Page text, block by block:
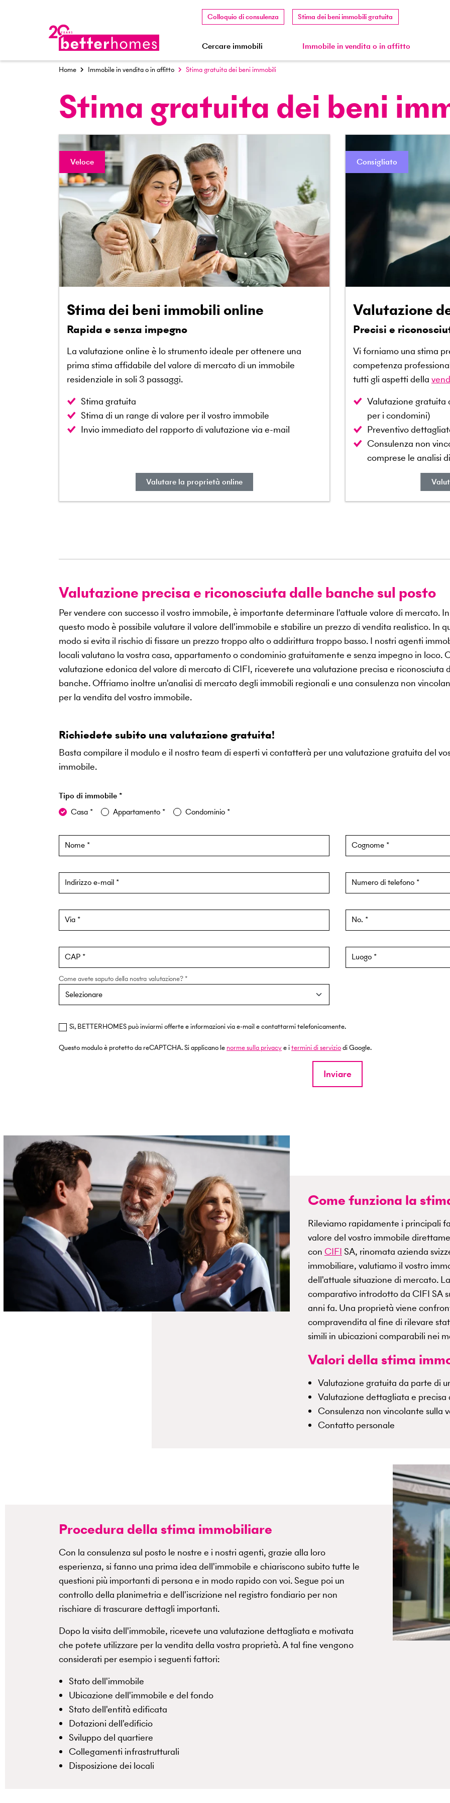
Colloquio di consulenza Stima dei beni immobili gratuita
Cercare immobili Immobile in vendita o in affitto
Home Immobile in vendita o in affitto Stima gratuita dei beni immobili
Stima gratuita dei beni
Veloce
Stima dei beni immobili online
Rapida e senza impegno
La valutazione online è lo strumento ideale per ottenere una
prima stima affidabile del valore di mercato di un immobile
residenziale in soli 3 passaggi.
Stima gratuita
Stima di un range di valore per il vostro immobile
Invio immediato del rapporto di valutazione via e-mail
Valutare la proprietà online
Consigliato
Valutazione
Precisi e
Vi forniamo una stima
competenza
tutti gli aspetti della
Valutazione gratuita
per i condomini)
Preventivo
Consulenza non
comprese le analisi
Valutazione precisa e riconosciuta dalle banche sul posto
Per vendere con successo il vostro immobile, è importante determinare l'attuale valore di mercato. In
questo modo è possibile valutare il valore dell'immobile e stabilire un prezzo di vendita realistico. In
modo si evita il rischio di fissare un prezzo troppo alto o addirittura troppo basso. I nostri agenti
locali valutano la vostra casa, appartamento o condominio gratuitamente e senza impegno in loco.
valutazione edonica del valore di mercato di CIFI, riceverete una valutazione precisa e riconosciuta
banche. Offriamo inoltre un'analisi di mercato degli immobili regionali e una consulenza non
per la vendita del vostro immobile.
Richiedete subito una valutazione gratuita!
Basta compilare il modulo e il nostro team di esperti vi contatterà per una valutazione gratuita del
immobile.
Modulo di stima offline
Tipo di immobile
Casa
Appartamento Condominio
Nome Cognome
Indirizzo e-mail Numero di telefono
Via No.
CAP Luogo
Come avete saputo della nostra valutazione?
Sì, BETTERHOMES può inviarmi offerte e informazioni via e-mail e contattarmi telefonicamente.
Questo modulo è protetto da reCAPTCHA. Si applicano le norme sulla privacye i termini di serviziodi Google.
Inviare
Come funziona la
Rileviamo rapidamente i principali
valore del vostro immobile
con CIFI SA, rinomata azienda
immobiliare, valutiamo il vostro
dell'attuale situazione di mercato.
comparativo introdotto da CIFI SA
anni fa. Una proprietà viene
compravendita al fine di rilevare
simili in ubicazioni comparabili nei
Valori della stima
Valutazione gratuita da parte di
Valutazione dettagliata e
Consulenza non vincolante sulla
Contatto personale
Procedura della stima immobiliare
Con la consulenza sul posto le nostre e i nostri agenti, grazie alla loro
esperienza, si fanno una prima idea dell'immobile e chiariscono subito tutte le
questioni più importanti di persona e in modo rapido con voi. Segue poi un
controllo della planimetria e dell'iscrizione nel registro fondiario per non
rischiare di trascurare dettagli importanti.
Dopo la visita dell'immobile, ricevete una valutazione dettagliata e motivata
che potete utilizzare per la vendita della vostra proprietà. A tal fine vengono
considerati per esempio i seguenti fattori:
Stato dell'immobile
Ubicazione dell'immobile e del fondo
Stato dell'entità edificata
Dotazioni dell'edificio
Sviluppo del quartiere
Collegamenti infrastrutturali
Disposizione dei locali